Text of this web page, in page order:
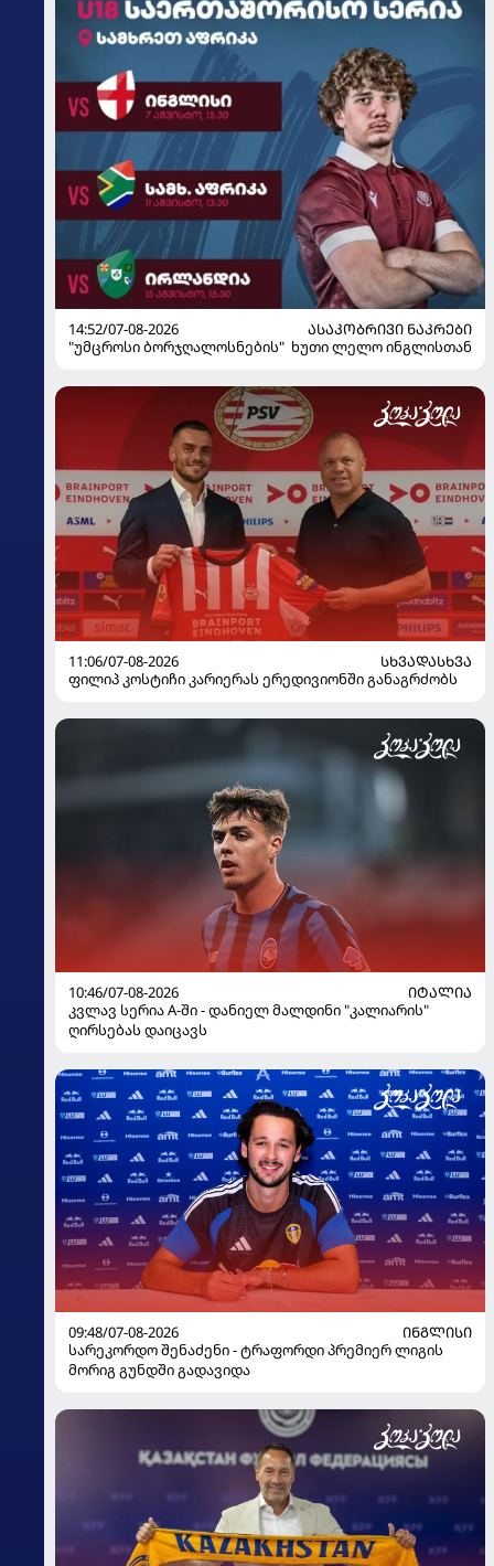
14:52/07-08-2026
ᲐᲡᲐᲙᲝᲑᲠᲘᲕᲘ ᲜᲐᲙᲠᲔᲑᲘ
"უმცროსი ბორჯღალოსნების" ხუთი ლელო ინგლისთან
11:06/07-08-2026
ᲡᲮᲕᲐᲓᲐᲡᲮᲕᲐ
ფილიპ კოსტიჩი კარიერას ერედივიონში განაგრძობს
10:46/07-08-2026
ᲘᲢᲐᲚᲘᲐ
კვლავ სერია A-ში - დანიელ მალდინი "კალიარის"
ღირსებას დაიცავს
09:48/07-08-2026
ᲘᲜᲒᲚᲘᲡᲘ
სარეკორდო შენაძენი - ტრაფორდი პრემიერ ლიგის
მორიგ გუნდში გადავიდა